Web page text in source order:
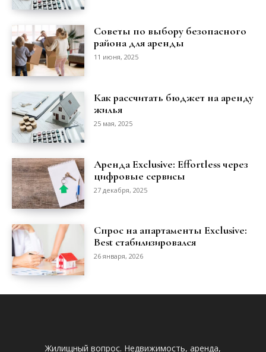
Советы по выбору безопасного
района для аренды
11 июня, 2025
Как рассчитать бюджет на аренду
жилья
25 мая, 2025
Аренда Exclusive: Effortless через
цифровые сервисы
27 декабря, 2025
Спрос на апартаменты Exclusive:
Best стабилизировался
26 января, 2026
Жилищный вопрос. Недвижимость, аренда,